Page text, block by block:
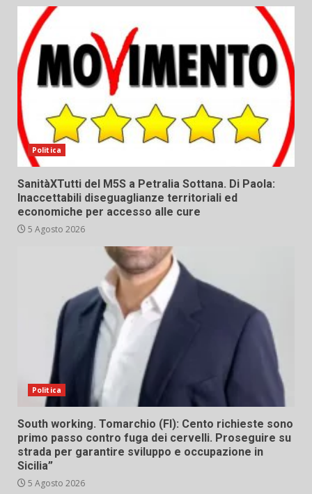
Politica
SanitàXTutti del M5S a Petralia Sottana. Di Paola:
Inaccettabili diseguaglianze territoriali ed
economiche per accesso alle cure
5 Agosto 2026
Politica
South working. Tomarchio (FI): Cento richieste sono
primo passo contro fuga dei cervelli. Proseguire su
strada per garantire sviluppo e occupazione in
Sicilia”
5 Agosto 2026